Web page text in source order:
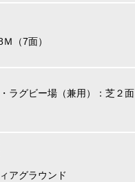
（7面）
ラグビー場（兼用）：芝２面
アグラウンド